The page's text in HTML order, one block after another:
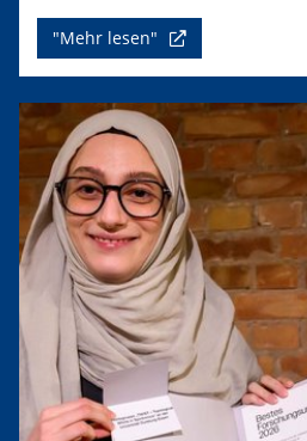
"Mehr lesen"